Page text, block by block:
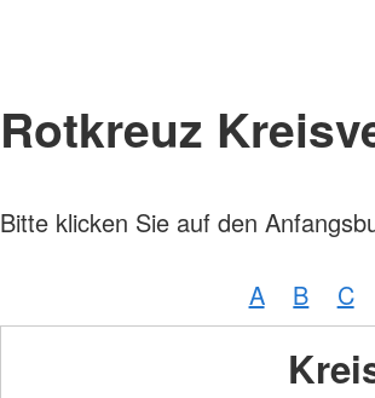
Rotkreuz
Bitte klicken Sie auf den
A B C